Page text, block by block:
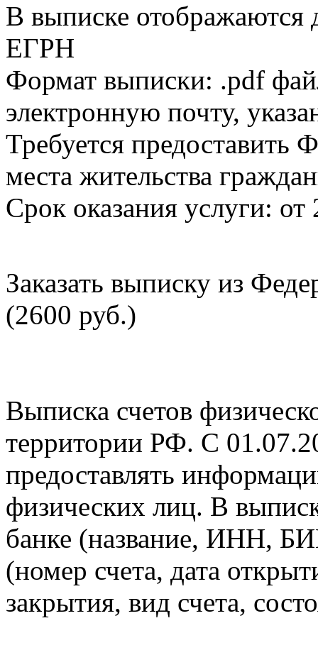
В выписке
ЕГРН
Формат выписки: .pdf
электронную почту,
Требуется
места жительства
Срок оказания услуги: от
Заказать выписку из
(2600 руб.)
Выписка счетов
территории РФ. С
предоставлять
физических лиц. В
банке (название, ИНН,
(номер счета, дата
закрытия, вид счета,